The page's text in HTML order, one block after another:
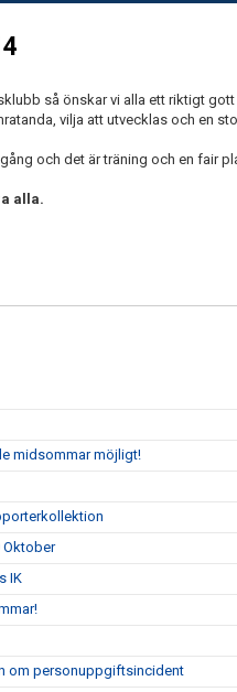
så önskar vi alla ett riktigt
vilja att utvecklas och en
och det är träning och en fair
alla.
midsommar möjligt!
Oktober
IK
om personuppgiftsincident